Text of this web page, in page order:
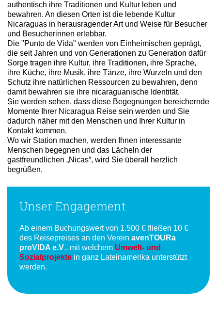
authentisch ihre Traditionen und Kultur leben und
bewahren. An diesen Orten ist die lebende Kultur
Nicaraguas in herausragender Art und Weise für Besucher
und Besucherinnen erlebbar.
Die "Punto de Vida" werden von Einheimischen geprägt,
die seit Jahren und von Generationen zu Generation dafür
Sorge tragen ihre Kultur, ihre Traditionen, ihre Sprache,
ihre Küche, ihre Musik, ihre Tänze, ihre Wurzeln und den
Schutz ihre natürlichen Ressourcen zu bewahren, denn
damit bewahren sie ihre nicaraguanische Identität.
Sie werden sehen, dass diese Begegnungen bereichernde
Momente Ihrer Nicaragua Reise sein werden und Sie
dadurch näher mit den Menschen und Ihrer Kultur in
Kontakt kommen.
Wo wir Station machen, werden Ihnen interessante
Menschen begegnen und das Lächeln der
gastfreundlichen „Nicas“, wird Sie überall herzlich
begrüßen.
Unser Engagement
Ab einem Buchungswert von 1.500 € fließen 10 €
des Reisepreises an den Verein avenTOURa
proVIDA e.V., mit welchem Umwelt- und
Sozialprojekte in ganz Lateinamerika unterstützt
werden.